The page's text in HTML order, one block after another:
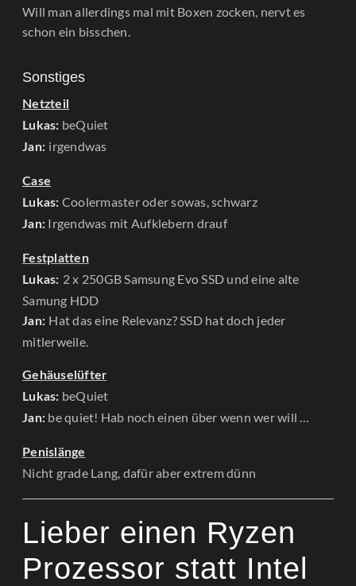
Will man allerdings mal mit Boxen zocken, nervt es
schon ein bisschen.
Sonstiges
Netzteil
Lukas: beQuiet
Jan: irgendwas
Case
Lukas: Coolermaster oder sowas, schwarz
Jan: Irgendwas mit Aufklebern drauf
Festplatten
Lukas: 2 x 250GB Samsung Evo SSD und eine alte
Samung HDD
Jan: Hat das eine Relevanz? SSD hat doch jeder
mitlerweile.
Gehäuselüfter
Lukas: beQuiet
Jan: be quiet! Hab noch einen über wenn wer will …
Penislänge
Nicht grade Lang, dafür aber extrem dünn
Lieber einen Ryzen
Prozessor statt Intel